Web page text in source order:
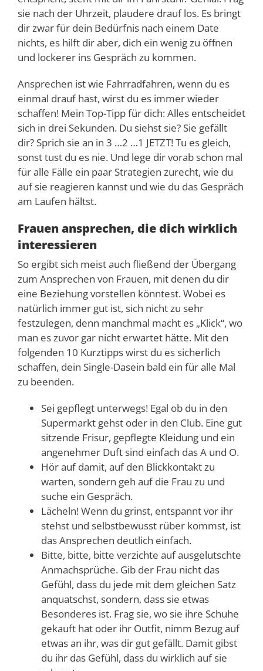
sie nach der Uhrzeit, plaudere drauf los. Es bringt
dir zwar für dein Bedürfnis nach einem Date
nichts, es hilft dir aber, dich ein wenig zu öffnen
und lockerer ins Gespräch zu kommen.
Ansprechen ist wie Fahrradfahren, wenn du es
einmal drauf hast, wirst du es immer wieder
schaffen! Mein Top-Tipp für dich: Alles entscheidet
sich in drei Sekunden. Du siehst sie? Sie gefällt
dir? Sprich sie an in 3 …2 …1 JETZT! Tu es gleich,
sonst tust du es nie. Und lege dir vorab schon mal
für alle Fälle ein paar Strategien zurecht, wie du
auf sie reagieren kannst und wie du das Gespräch
am Laufen hältst.
Frauen ansprechen, die dich wirklich
interessieren
So ergibt sich meist auch fließend der Übergang
zum Ansprechen von Frauen, mit denen du dir
eine Beziehung vorstellen könntest. Wobei es
natürlich immer gut ist, sich nicht zu sehr
festzulegen, denn manchmal macht es „Klick“, wo
man es zuvor gar nicht erwartet hätte. Mit den
folgenden 10 Kurztipps wirst du es sicherlich
schaffen, dein Single-Dasein bald ein für alle Mal
zu beenden.
Sei gepflegt unterwegs! Egal ob du in den
Supermarkt gehst oder in den Club. Eine gut
sitzende Frisur, gepflegte Kleidung und ein
angenehmer Duft sind einfach das A und O.
Hör auf damit, auf den Blickkontakt zu
warten, sondern geh auf die Frau zu und
suche ein Gespräch.
Lächeln! Wenn du grinst, entspannt vor ihr
stehst und selbstbewusst rüber kommst, ist
das Ansprechen deutlich einfach.
Bitte, bitte, bitte verzichte auf ausgelutschte
Anmachsprüche. Gib der Frau nicht das
Gefühl, dass du jede mit dem gleichen Satz
anquatschst, sondern, dass sie etwas
Besonderes ist. Frag sie, wo sie ihre Schuhe
gekauft hat oder ihr Outfit, nimm Bezug auf
etwas an ihr, was dir gut gefällt. Damit gibst
du ihr das Gefühl, dass du wirklich auf sie